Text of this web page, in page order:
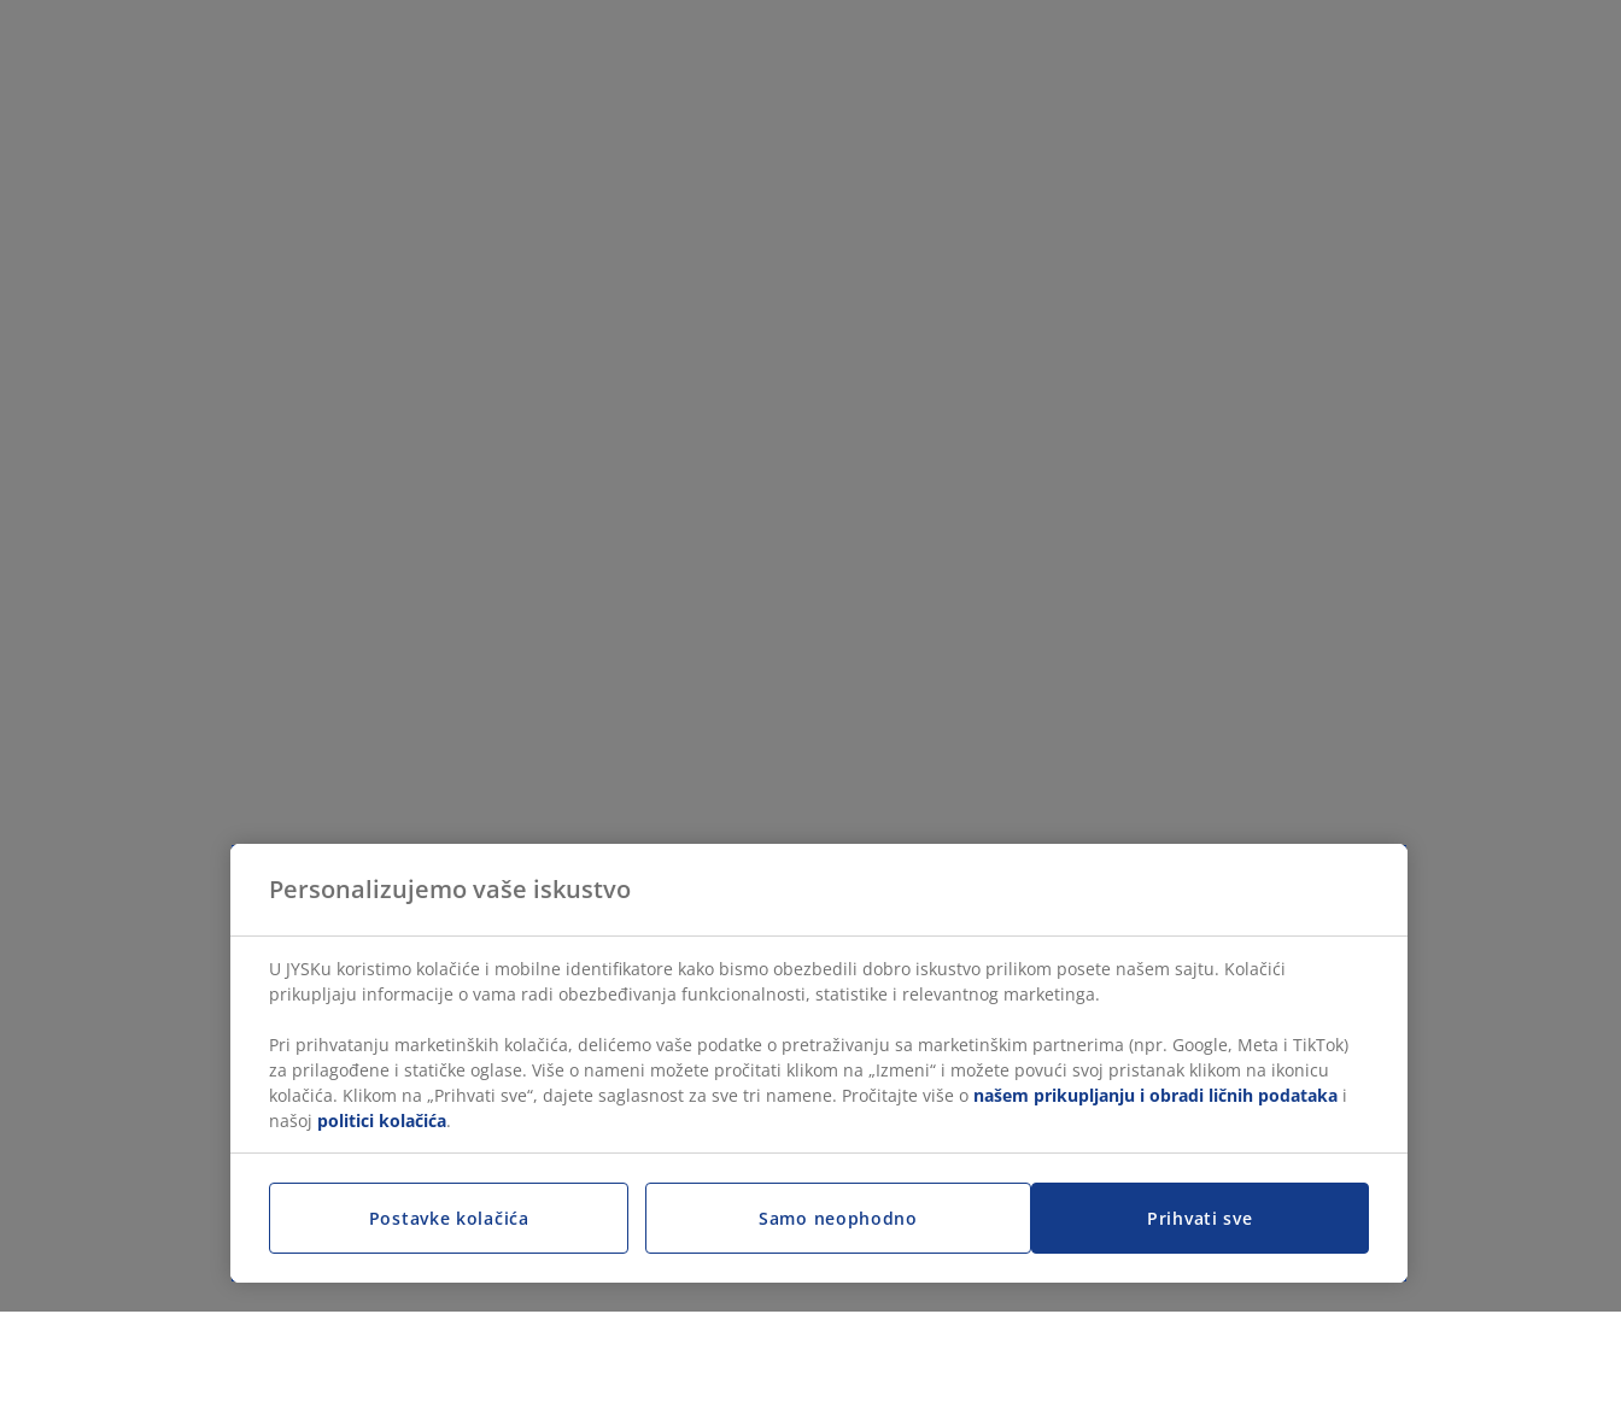
Personalizujemo vaše iskustvo
U JYSKu koristimo kolačiće i mobilne identifikatore kako bismo obezbedili dobro iskustvo prilikom posete našem sajtu. Kolačići
prikupljaju informacije o vama radi obezbeđivanja funkcionalnosti, statistike i relevantnog marketinga.
Pri prihvatanju marketinških kolačića, delićemo vaše podatke o pretraživanju sa marketinškim partnerima (npr. Google, Meta i TikTok)
za prilagođene i statičke oglase. Više o nameni možete pročitati klikom na „Izmeni“ i možete povući svoj pristanak klikom na ikonicu
kolačića. Klikom na „Prihvati sve“, dajete saglasnost za sve tri namene. Pročitajte više o našem prikupljanju i obradi ličnih podataka i
našoj politici kolačića.
Prihvati sve
Postavke kolačića Samo neophodno